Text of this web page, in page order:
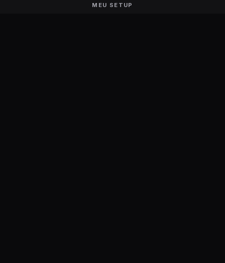
MEU SETUP